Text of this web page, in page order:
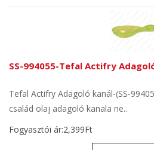
SS-994055-Tefal Actifry
Tefal Actifry Adagoló kanál-(SS-
család olaj adagoló kanala ne..
Fogyasztói ár:2,399Ft